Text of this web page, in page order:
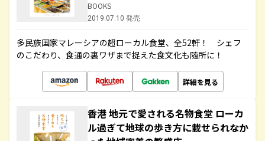
BOOKS
2019.07.10 発売
多民族国家マレーシアの超ローカル食堂、全52軒！ シェフ
のこだわり、食通の裏ワザまで捉えた食文化も随所に！
詳細を見る
香港 地元で愛される名物食堂 ローカ
ル過ぎて地球の歩き方に載せられなか